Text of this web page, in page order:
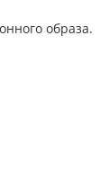
образа.